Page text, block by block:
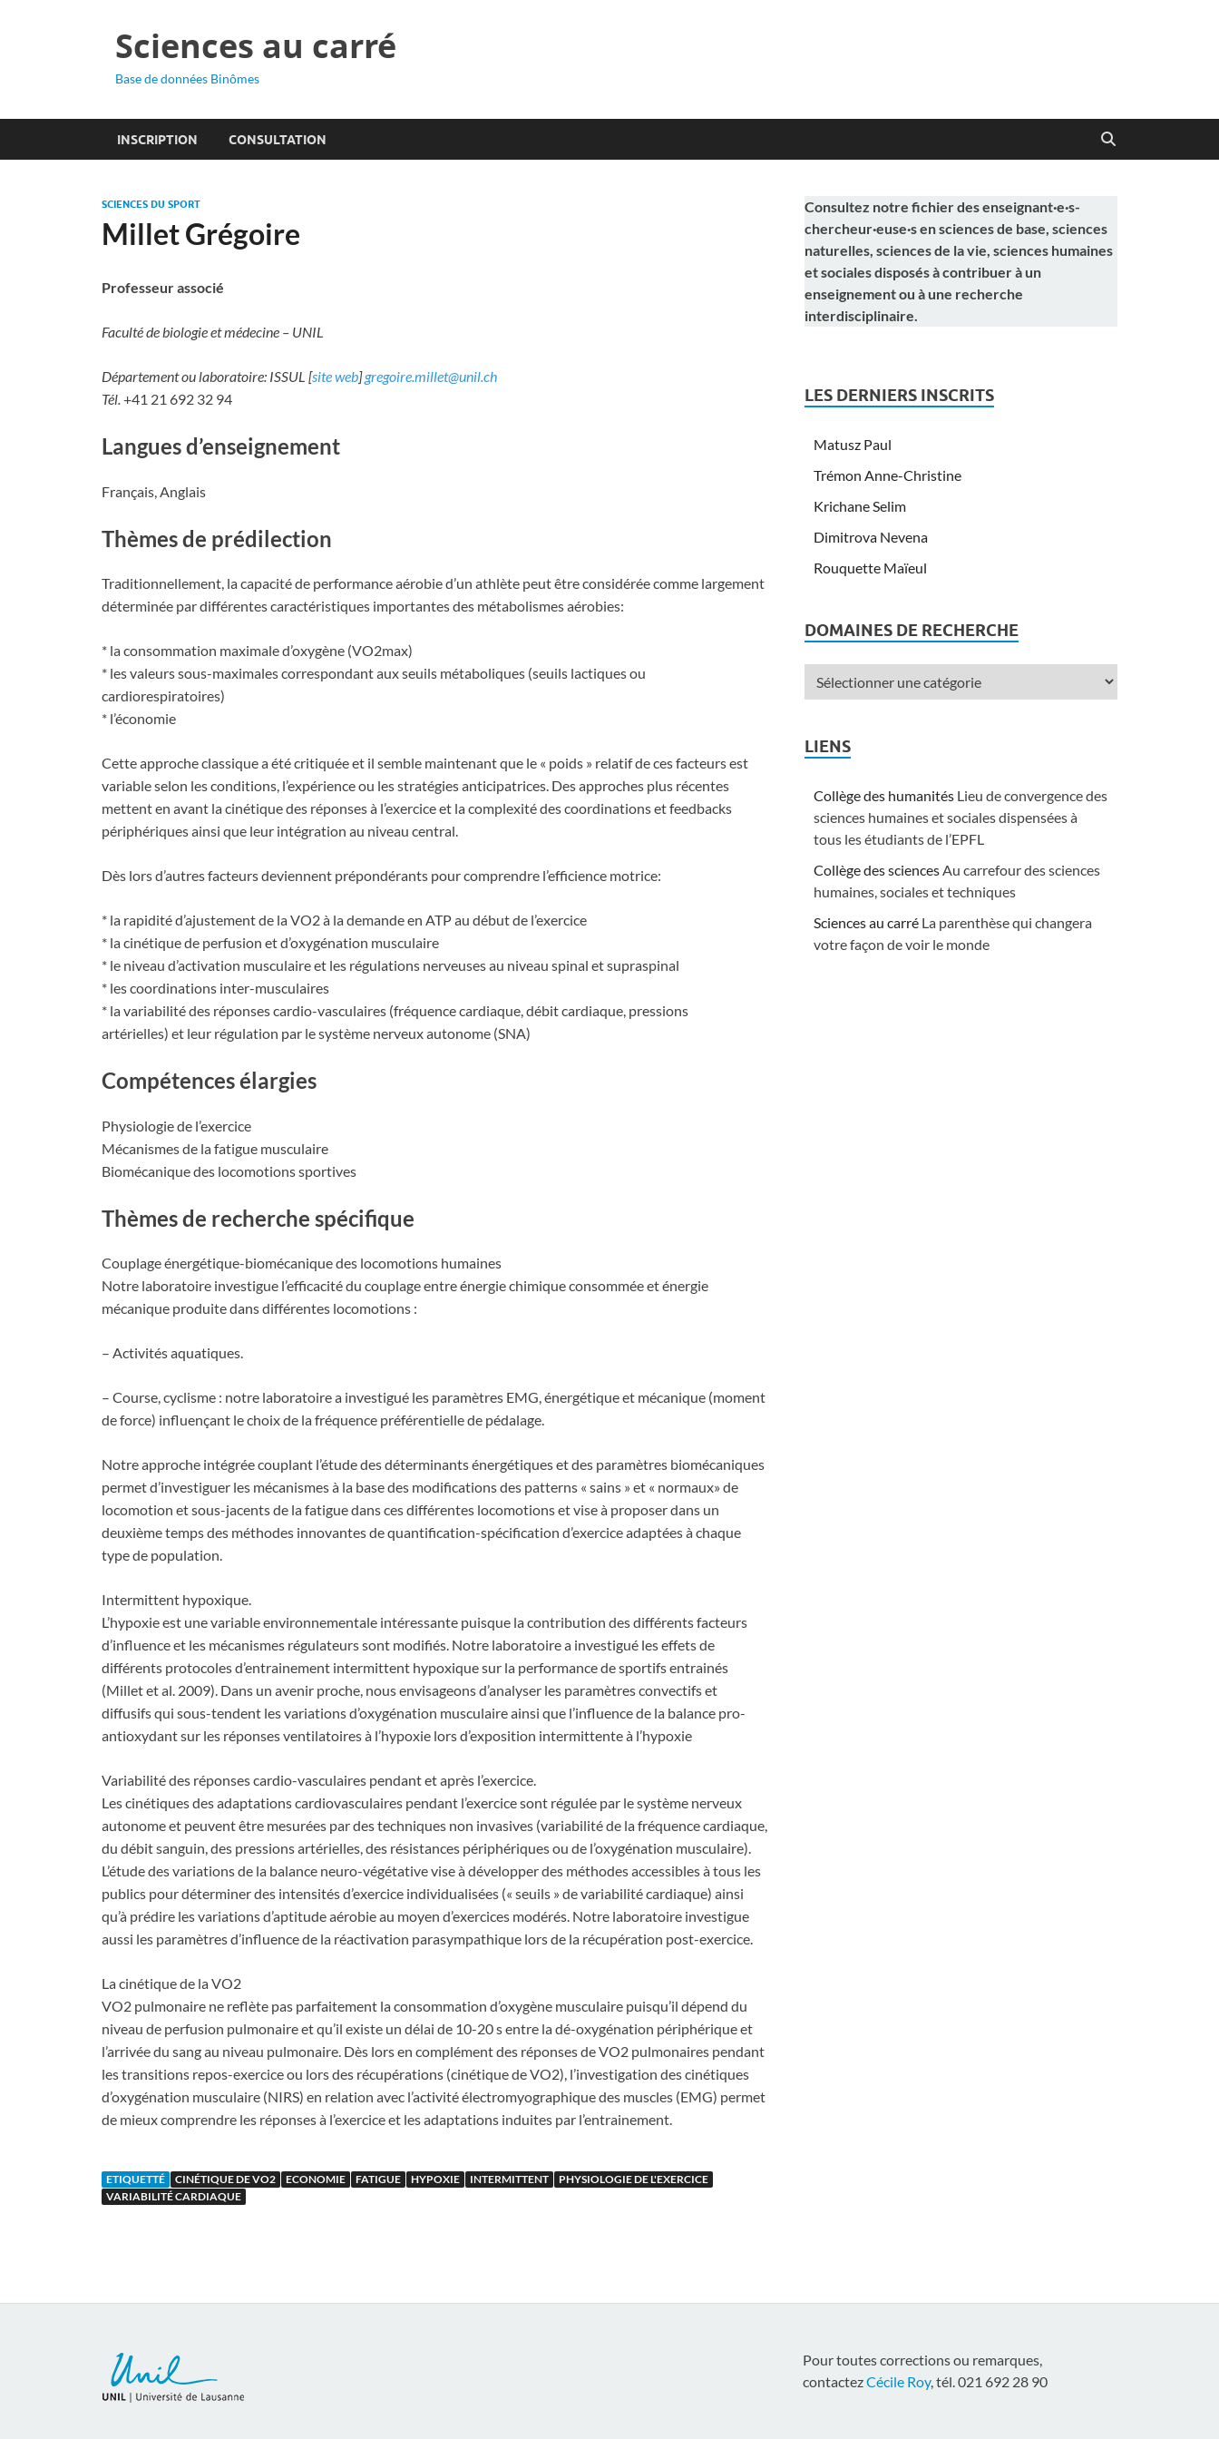
Sciences au carré
Base de données Binômes
INSCRIPTION CONSULTATION
SCIENCES DU SPORT
Millet Grégoire
Professeur associé
Faculté de biologie et médecine – UNIL
Département ou laboratoire: ISSUL [site web]gregoire.millet@unil.ch
Tél.+41 21 692 32 94
Langues d’enseignement
Français, Anglais
Thèmes de prédilection
Traditionnellement, la capacité de performance aérobie d’un athlète peut être considérée comme largement
déterminée par différentes caractéristiques importantes des métabolismes aérobies:
* la consommation maximale d’oxygène (VO2max)
* les valeurs sous-maximales correspondant aux seuils métaboliques (seuils lactiques ou
cardiorespiratoires)
* l’économie
Cette approche classique a été critiquée et il semble maintenant que le « poids » relatif de ces facteurs est
variable selon les conditions, l’expérience ou les stratégies anticipatrices. Des approches plus récentes
mettent en avant la cinétique des réponses à l’exercice et la complexité des coordinations et feedbacks
périphériques ainsi que leur intégration au niveau central.
Dès lors d’autres facteurs deviennent prépondérants pour comprendre l’efficience motrice:
* la rapidité d’ajustement de la VO2 à la demande en ATP au début de l’exercice
* la cinétique de perfusion et d’oxygénation musculaire
* le niveau d’activation musculaire et les régulations nerveuses au niveau spinal et supraspinal
* les coordinations inter-musculaires
* la variabilité des réponses cardio-vasculaires (fréquence cardiaque, débit cardiaque, pressions
artérielles) et leur régulation par le système nerveux autonome (SNA)
Compétences élargies
Physiologie de l’exercice
Mécanismes de la fatigue musculaire
Biomécanique des locomotions sportives
Thèmes de recherche spécifique
Couplage énergétique-biomécanique des locomotions humaines
Notre laboratoire investigue l’efficacité du couplage entre énergie chimique consommée et énergie
mécanique produite dans différentes locomotions :
– Activités aquatiques.
– Course, cyclisme : notre laboratoire a investigué les paramètres EMG, énergétique et mécanique (moment
de force) influençant le choix de la fréquence préférentielle de pédalage.
Notre approche intégrée couplant l’étude des déterminants énergétiques et des paramètres biomécaniques
permet d’investiguer les mécanismes à la base des modifications des patterns « sains » et « normaux» de
locomotion et sous-jacents de la fatigue dans ces différentes locomotions et vise à proposer dans un
deuxième temps des méthodes innovantes de quantification-spécification d’exercice adaptées à chaque
type de population.
Intermittent hypoxique.
L’hypoxie est une variable environnementale intéressante puisque la contribution des différents facteurs
d’influence et les mécanismes régulateurs sont modifiés. Notre laboratoire a investigué les effets de
différents protocoles d’entrainement intermittent hypoxique sur la performance de sportifs entrainés
(Millet et al. 2009). Dans un avenir proche, nous envisageons d’analyser les paramètres convectifs et
diffusifs qui sous-tendent les variations d’oxygénation musculaire ainsi que l’influence de la balance pro-
antioxydant sur les réponses ventilatoires à l’hypoxie lors d’exposition intermittente à l’hypoxie
Variabilité des réponses cardio-vasculaires pendant et après l’exercice.
Les cinétiques des adaptations cardiovasculaires pendant l’exercice sont régulée par le système nerveux
autonome et peuvent être mesurées par des techniques non invasives (variabilité de la fréquence cardiaque,
du débit sanguin, des pressions artérielles, des résistances périphériques ou de l’oxygénation musculaire).
L’étude des variations de la balance neuro-végétative vise à développer des méthodes accessibles à tous les
publics pour déterminer des intensités d’exercice individualisées (« seuils » de variabilité cardiaque) ainsi
qu’à prédire les variations d’aptitude aérobie au moyen d’exercices modérés. Notre laboratoire investigue
aussi les paramètres d’influence de la réactivation parasympathique lors de la récupération post-exercice.
La cinétique de la VO2
VO2 pulmonaire ne reflète pas parfaitement la consommation d’oxygène musculaire puisqu’il dépend du
niveau de perfusion pulmonaire et qu’il existe un délai de 10-20 s entre la dé-oxygénation périphérique et
l’arrivée du sang au niveau pulmonaire. Dès lors en complément des réponses de VO2 pulmonaires pendant
les transitions repos-exercice ou lors des récupérations (cinétique de VO2), l’investigation des cinétiques
d’oxygénation musculaire (NIRS) en relation avec l’activité électromyographique des muscles (EMG) permet
de mieux comprendre les réponses à l’exercice et les adaptations induites par l’entrainement.
ETIQUETTÉ CINÉTIQUE DE VO2 ECONOMIE FATIGUE HYPOXIE INTERMITTENT
PHYSIOLOGIE DE L'EXERCICE
VARIABILITÉ CARDIAQUE
Consultez notre fichier des enseignant·e·s-
chercheur·euse·s en sciences de base, sciences
naturelles, sciences de la vie, sciences humaines
et sociales disposés à contribuer à un
enseignement ou à une recherche
interdisciplinaire.
LES DERNIERS INSCRITS
Matusz Paul
Trémon Anne-Christine
Krichane Selim
Dimitrova Nevena
Rouquette Maïeul
DOMAINES DE RECHERCHE
LIENS
Collège des humanités Lieu de convergence des
sciences humaines et sociales dispensées à
tous les étudiants de l’EPFL
Collège des sciencesAu carrefour des sciences
humaines, sociales et techniques
Sciences au carré La parenthèse qui changera
votre façon de voir le monde
Pour toutes corrections ou remarques,
contactezCécile Roy, tél. 021 692 28 90